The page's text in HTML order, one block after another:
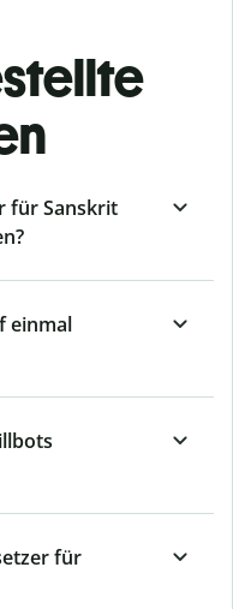
für Sanskrit
einmal
für